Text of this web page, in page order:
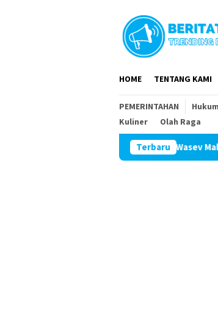
HOME TENTANG KAMI
PEMERINTAHAN Hukum
Kuliner
Olah Raga
Terbaru
Tim Wasev Mabesad